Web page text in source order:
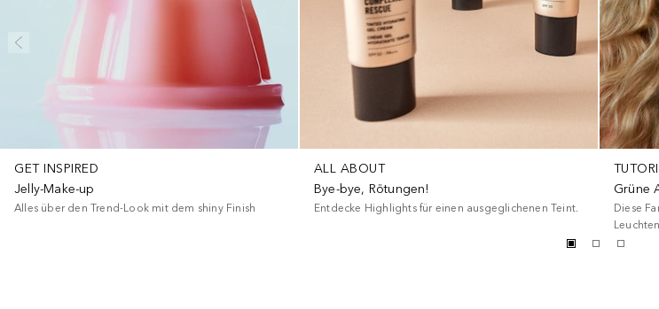
GET INSPIRED
Jelly-Make-up
Alles über den Trend-Look mit dem shiny Finish
ALL ABOUT
Bye-bye, Rötungen!
Entdecke Highlights für einen ausgeglichenen Teint.
Grüne
Diese